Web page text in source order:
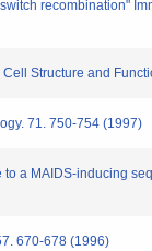
recombination"
Structure and
71. 750-754 (1997)
a MAIDS-inducing
670-678 (1996)